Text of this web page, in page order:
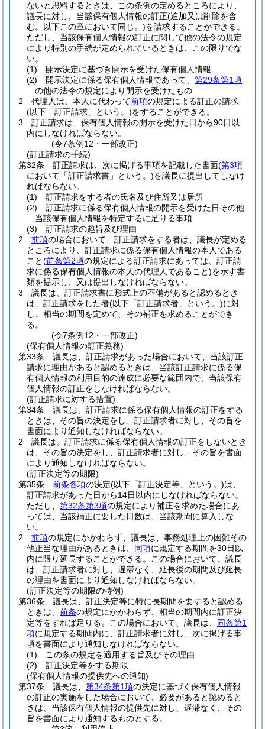
ないと思料するときは、この条例の定めるところにより、
議長に対し、当該保有個人情報の訂正(追加又は削除を含
む。以下この章において同じ。)を請求することができる。
ただし、当該保有個人情報の訂正に関して他の法令の規定
により特別の手続が定められているときは、この限りでな
い。
(1)
開示決定に基づき開示を受けた保有個人情報
(2)
開示決定に係る保有個人情報であって、 第29条第1項
の他の法令の規定により開示を受けたもの
2
代理人は、本人に代わって前項の規定による訂正の請求
(以下「訂正請求」という。)をすることができる。
3
訂正請求は、保有個人情報の開示を受けた日から90日以
内にしなければならない。
(令7条例12・一部改正)
(訂正請求の手続)
第32条
訂正請求は、次に掲げる事項を記載した書面(第3項
において「訂正請求書」という。)を議長に提出してしなけ
ればならない。
(1)
訂正請求をする者の氏名及び住所又は居所
(2)
訂正請求に係る保有個人情報の開示を受けた日その他
当該保有個人情報を特定するに足りる事項
(3)
訂正請求の趣旨及び理由
2
前項の場合において、訂正請求をする者は、議長が定める
ところにより、訂正請求に係る保有個人情報の本人である
こと(前条第2項の規定による訂正請求にあっては、訂正請
求に係る保有個人情報の本人の代理人であること)を示す書
類を提示し、又は提出しなければならない。
3
議長は、訂正請求書に形式上の不備があると認めるとき
は、訂正請求をした者(以下「訂正請求者」という。)に対
し、相当の期間を定めて、その補正を求めることができ
る。
(令7条例12・一部改正)
(保有個人情報の訂正義務)
第33条
議長は、訂正請求があった場合において、当該訂正
請求に理由があると認めるときは、当該訂正請求に係る保
有個人情報の利用目的の達成に必要な範囲内で、当該保有
個人情報の訂正をしなければならない。
(訂正請求に対する措置)
第34条
議長は、訂正請求に係る保有個人情報の訂正をする
ときは、その旨の決定をし、訂正請求者に対し、その旨を
書面により通知しなければならない。
2
議長は、訂正請求に係る保有個人情報の訂正をしないとき
は、その旨の決定をし、訂正請求者に対し、その旨を書面
により通知しなければならない。
(訂正決定等の期限)
第35条
前条各項の決定(以下「訂正決定等」という。)は、
訂正請求があった日から14日以内にしなければならない。
ただし、 第32条第3項の規定により補正を求めた場合にあ
っては、当該補正に要した日数は、当該期間に算入しな
い。
2
前項の規定にかかわらず、議長は、事務処理上の困難その
他正当な理由があるときは、 同項に規定する期間を30日以
内に限り延長することができる。
この場合において、議長
は、訂正請求者に対し、遅滞なく、延長後の期間及び延長
の理由を書面により通知しなければならない。
(訂正決定等の期限の特例)
第36条
議長は、訂正決定等に特に長期間を要すると認める
ときは、 前条の規定にかかわらず、相当の期間内に訂正決
定等をすれば足りる。
この場合において、議長は、 同条第1
項に規定する期間内に、訂正請求者に対し、次に掲げる事
項を書面により通知しなければならない。
(1)
この条の規定を適用する旨及びその理由
(2)
訂正決定等をする期限
(保有個人情報の提供先への通知)
第37条
議長は、 第34条第1項の決定に基づく保有個人情報
の訂正の実施をした場合において、必要があると認めると
きは、当該保有個人情報の提供先に対し、遅滞なく、その
旨を書面により通知するものとする。